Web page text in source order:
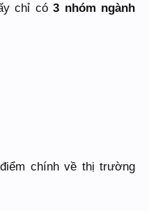
chỉ có3 nhóm ngành
chính về thị trường